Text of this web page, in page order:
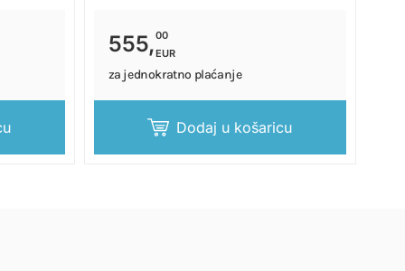
555,00
EUR
za jednokratno plaćanje
Dodaj u košaricu